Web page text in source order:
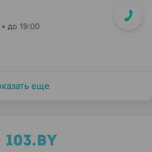
до 19:00
еще